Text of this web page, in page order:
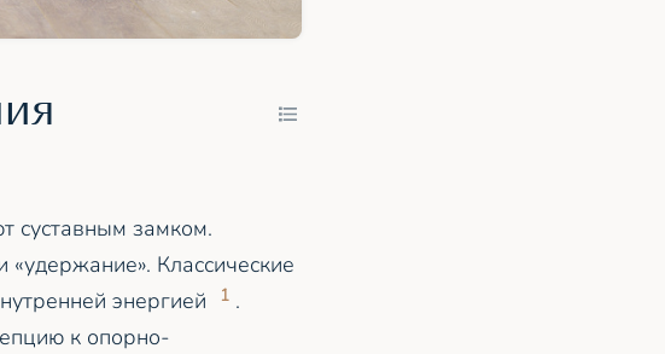
суставным замком.
«удержание». Классические
энергией
1 .
к опорно-